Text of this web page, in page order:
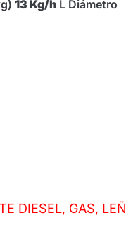
13 Kg/h L Diámetro
DIESEL, GAS,